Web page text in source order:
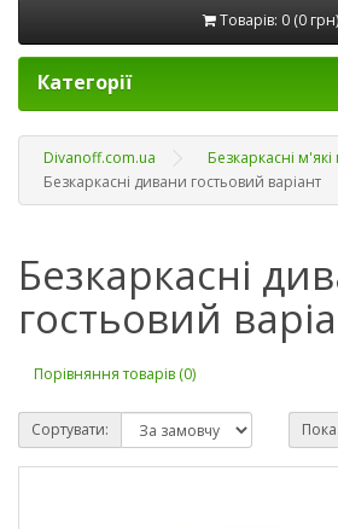
Товарів: 0 (0 грн)
Категорії
Divanoff.com.ua
Безкаркасні м'які
Безкаркасні дивани гостьовий варіант
Безкаркасні
гостьовий
Порівняння товарів (0)
Сортувати: